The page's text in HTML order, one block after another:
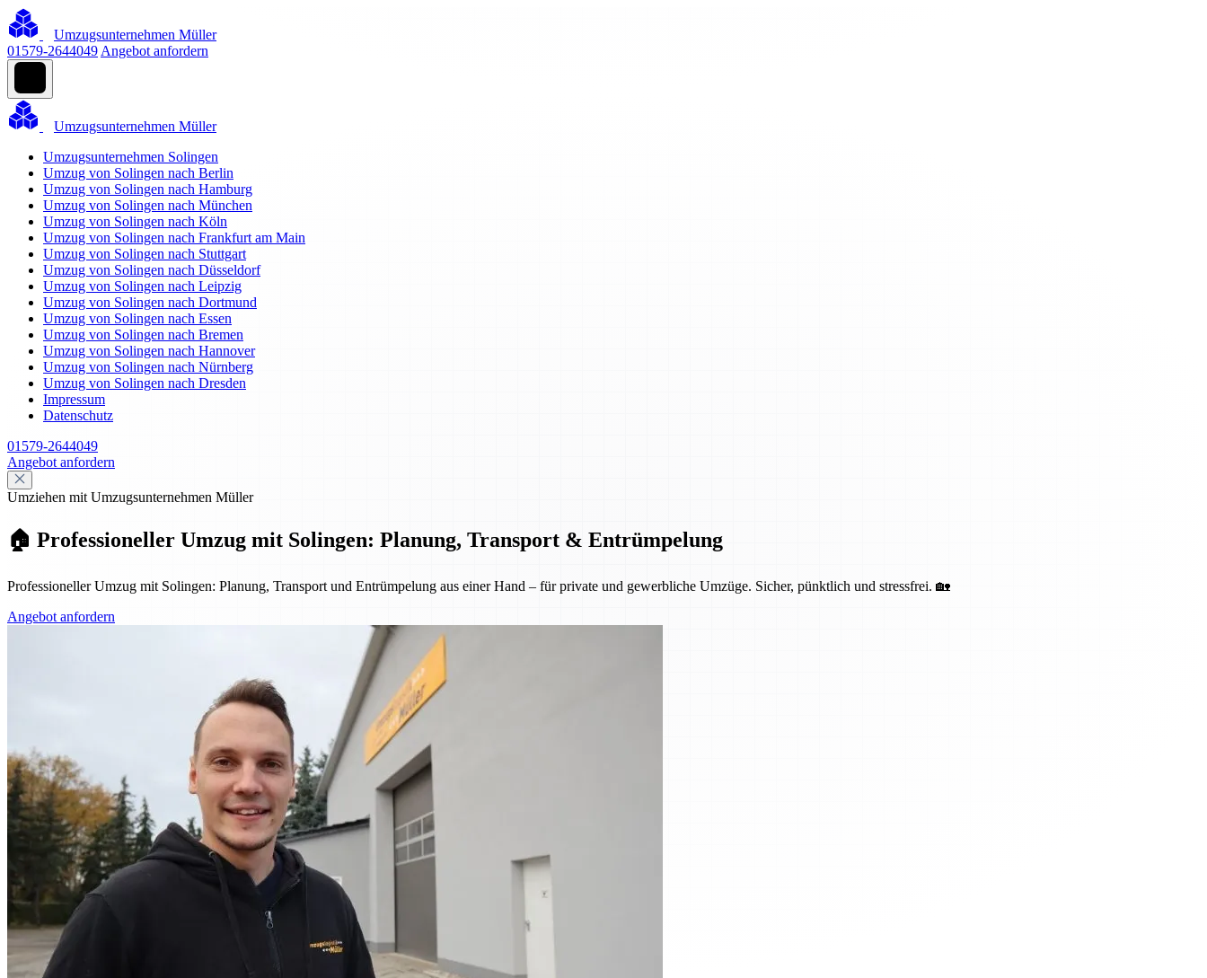
Umzugsunternehmen Müller
01579-2644049 Angebot anfordern
Umzugsunternehmen Müller
Umzugsunternehmen Solingen
Umzug von Solingen nach Berlin
Umzug von Solingen nach Hamburg
Umzug von Solingen nach München
Umzug von Solingen nach Köln
Umzug von Solingen nach Frankfurt am Main
Umzug von Solingen nach Stuttgart
Umzug von Solingen nach Düsseldorf
Umzug von Solingen nach Leipzig
Umzug von Solingen nach Dortmund
Umzug von Solingen nach Essen
Umzug von Solingen nach Bremen
Umzug von Solingen nach Hannover
Umzug von Solingen nach Nürnberg
Umzug von Solingen nach Dresden
Impressum
Datenschutz
01579-2644049
Angebot anfordern
Umziehen mit Umzugsunternehmen Müller
🏠 Professioneller Umzug mit Solingen: Planung, Transport & Entrümpelung
Professioneller Umzug mit Solingen: Planung, Transport und Entrümpelung aus einer Hand – für private und gewerbliche Umzüge. Sicher, pünktlich und stressfrei. 🏡
Angebot anfordern